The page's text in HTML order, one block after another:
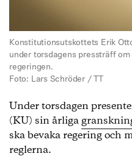
Konstitutionsutskottets Erik
under torsdagens pressträff
regeringen.
Foto: Lars Schröder / TT
Under torsdagen
(KU) sin årliga
ska bevaka regering och
reglerna.